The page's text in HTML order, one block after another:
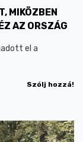
MIKÖZBEN
AZ ORSZÁG
el a
Szólj hozzá!